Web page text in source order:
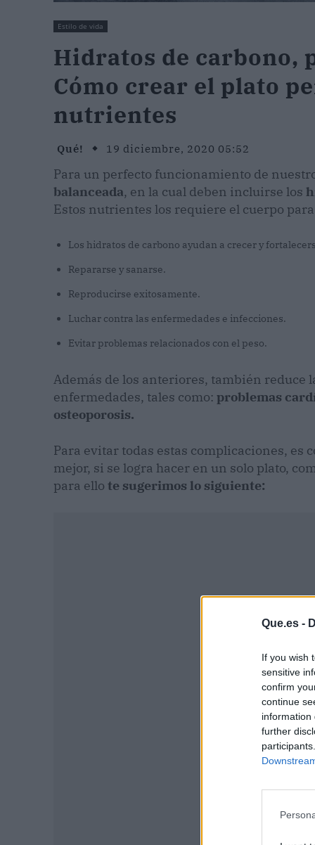
Que.es -
If you wish
sensitive
confirm
continue
information
further
Estilo de vida
Hidratos de carbono,
Cómo crear el plato
nutrientes
Qué! 19 diciembre, 2020 05:52
Para un perfecto funcionamiento de
balanceada, en la cual deben incluirse los
Estos nutrientes los requiere el cuerpo
Los hidratos de carbono ayudan a crecer y
Repararse y sanarse.
Reproducirse exitosamente.
Luchar contra las enfermedades e infecciones.
Evitar problemas relacionados con el peso.
Además de los anteriores, también
enfermedades, tales como: problemas
osteoporosis.
Para evitar todas estas complicaciones,
mejor, si se logra hacer en un solo plato,
para ello te sugerimos lo siguiente: